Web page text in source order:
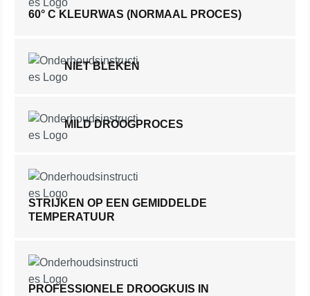
60° C KLEURWAS (NORMAAL PROCES)
NIET BLEKEN
MILD DROOGPROCES
STRIJKEN OP EEN GEMIDDELDE
TEMPERATUUR
PROFESSIONELE DROOGKUIS IN